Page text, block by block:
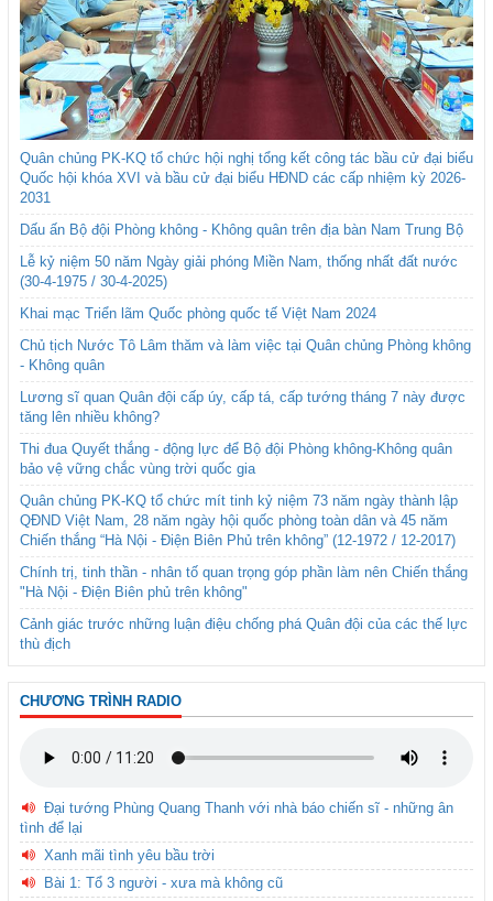
Quân chủng PK-KQ tổ chức hội nghị tổng kết công tác bầu cử đại biểu
Quốc hội khóa XVI và bầu cử đại biểu HĐND các cấp nhiệm kỳ 2026-
2031
Dấu ấn Bộ đội Phòng không - Không quân trên địa bàn Nam Trung Bộ
Lễ kỷ niệm 50 năm Ngày giải phóng Miền Nam, thống nhất đất nước
(30-4-1975 / 30-4-2025)
Khai mạc Triển lãm Quốc phòng quốc tế Việt Nam 2024
Chủ tịch Nước Tô Lâm thăm và làm việc tại Quân chủng Phòng không
- Không quân
Lương sĩ quan Quân đội cấp úy, cấp tá, cấp tướng tháng 7 này được
tăng lên nhiều không?
Thi đua Quyết thắng - động lực để Bộ đội Phòng không-Không quân
bảo vệ vững chắc vùng trời quốc gia
Quân chủng PK-KQ tổ chức mít tinh kỷ niệm 73 năm ngày thành lập
QĐND Việt Nam, 28 năm ngày hội quốc phòng toàn dân và 45 năm
Chiến thắng “Hà Nội - Điện Biên Phủ trên không” (12-1972 / 12-2017)
Chính trị, tinh thần - nhân tố quan trọng góp phần làm nên Chiến thắng
"Hà Nội - Điện Biên phủ trên không"
Cảnh giác trước những luận điệu chống phá Quân đội của các thế lực
thù địch
CHƯƠNG TRÌNH RADIO
Đại tướng Phùng Quang Thanh với nhà báo chiến sĩ - những ân
tình để lại
Xanh mãi tình yêu bầu trời
Bài 1: Tổ 3 người - xưa mà không cũ